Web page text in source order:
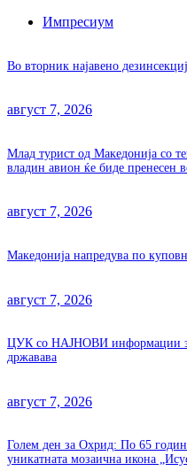
Импресиум
Во вторник најавено
август 7, 2026
Млад турист од Македонија со
владин авион ќе биде пренесен
август 7, 2026
Македонија напредува по
август 7, 2026
ЦУК со НАЈНОВИ информации
државава
август 7, 2026
Голем ден за Охрид: По 65
уникатната мозаична икона